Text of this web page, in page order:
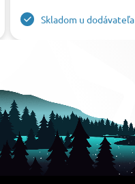
Skladom u dodávateľa